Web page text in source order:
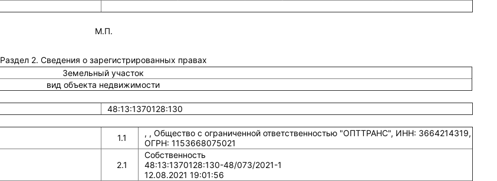
М.П.
Раздел 2. Сведения о зарегистрированных правах
Земельный участок
вид объекта недвижимости
48:13:1370128:130
1.1
, , Общество с ограниченной ответственностью "ОПТТРАНС", ИНН: 3664214319,
ОГРН: 1153668075021
2.1
Собственность
48:13:1370128:130-48/073/2021-1
12.08.2021 19:01:56